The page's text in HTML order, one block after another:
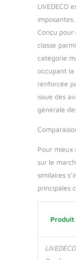
LIVEDECO
Conçu pour
classe
catégorie
occupant la
renforcée
issue des
générale
Pour mieux
sur le
similaires
principales
Produit
LIVEDECO